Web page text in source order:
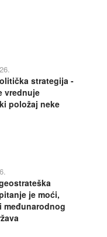
strategija -
vrednuje
položaj neke
je moći,